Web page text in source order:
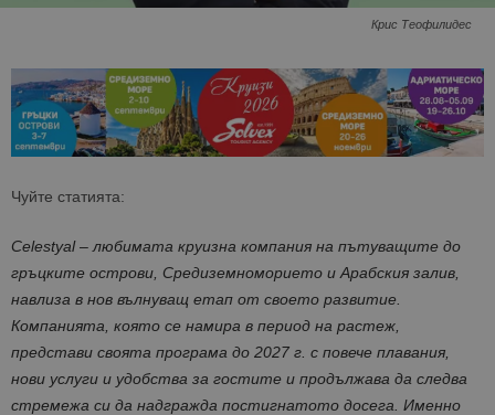
Крис Теофилидес
Чуйте статията:
Celestyal – любимата круизна компания на пътуващите до
гръцките острови, Средиземноморието и Арабския залив,
навлиза в нов вълнуващ етап от своето развитие.
Компанията, която се намира в период на растеж,
представи своята програма до 2027 г. с повече плавания,
нови услуги и удобства за гостите и продължава да следва
стремежа си да надгражда постигнатото досега. Именно